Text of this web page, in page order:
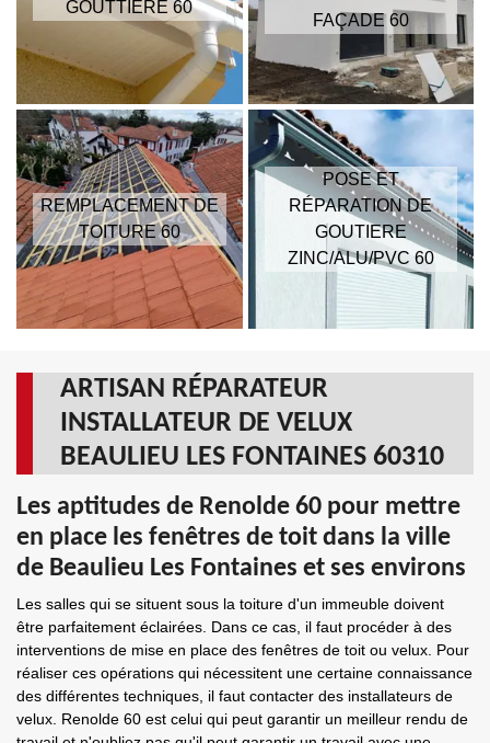
GOUTTIÈRE 60
FAÇADE 60
REMPLACEMENT DE
TOITURE 60
POSE ET
RÉPARATION DE
GOUTIERE
ZINC/ALU/PVC 60
ARTISAN RÉPARATEUR
INSTALLATEUR DE VELUX
BEAULIEU LES FONTAINES 60310
Les aptitudes de Renolde 60 pour mettre
en place les fenêtres de toit dans la ville
de Beaulieu Les Fontaines et ses environs
Les salles qui se situent sous la toiture d'un immeuble doivent
être parfaitement éclairées. Dans ce cas, il faut procéder à des
interventions de mise en place des fenêtres de toit ou velux. Pour
réaliser ces opérations qui nécessitent une certaine connaissance
des différentes techniques, il faut contacter des installateurs de
velux. Renolde 60 est celui qui peut garantir un meilleur rendu de